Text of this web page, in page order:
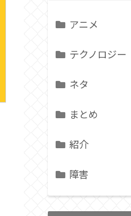
アニメ
テクノロジー
ネタ
まとめ
紹介
障害